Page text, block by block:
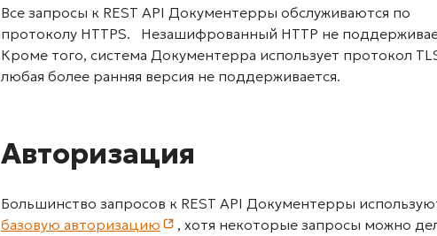
Все запросы к REST API Документерры обслуживаются по
протоколу HTTPS. Незашифрованный HTTP не
Кроме того, система Документерра использует протокол
любая более ранняя версия не поддерживается.
Авторизация
Большинство запросов к REST API Документерры
базовую авторизацию
, хотя некоторые запросы можно